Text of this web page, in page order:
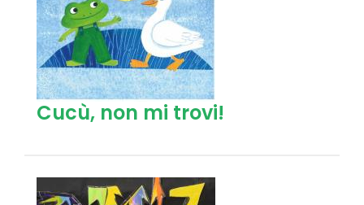
Cucù, non mi trovi!